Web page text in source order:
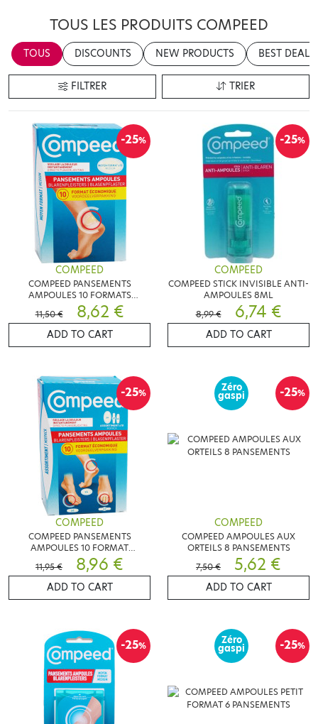
TOUS LES PRODUITS COMPEED
TOUS DISCOUNTS NEW PRODUCTS BEST DEALS
FILTRER TRIER
-25%
COMPEED
COMPEED PANSEMENTS
AMPOULES 10 FORMATS
ECONOMIQUES SOULAGE LA
DOULEUR
11,50 € 8,62 €
ADD TO CART
-25%
COMPEED
COMPEED STICK INVISIBLE ANTI-
AMPOULES 8ML
8,99 €
6,74 €
ADD TO CART
-25%
COMPEED
COMPEED PANSEMENTS
AMPOULES 10 FORMAT
ECONOMIQUE
11,95 € 8,96 €
ADD TO CART
-25%
Zéro
gaspi
COMPEED
COMPEED AMPOULES AUX
ORTEILS 8 PANSEMENTS
7,50 €
5,62 €
ADD TO CART
-25% -25%
Zéro
gaspi